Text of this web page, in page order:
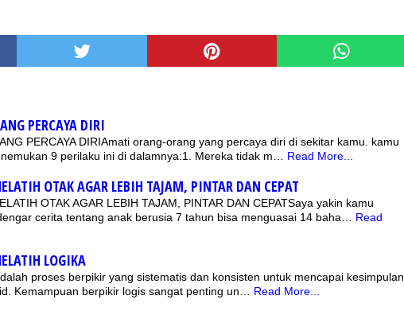
PERCAYA DIRI
PERCAYA DIRIAmati orang-orang yang percaya diri di sekitar kamu. kamu
9 perilaku ini di dalamnya:1. Mereka tidak m… Read More...
OTAK AGAR LEBIH TAJAM, PINTAR DAN CEPAT
OTAK AGAR LEBIH TAJAM, PINTAR DAN CEPATSaya yakin kamu
cerita tentang anak berusia 7 tahun bisa menguasai 14 baha… Read
LOGIKA
proses berpikir yang sistematis dan konsisten untuk mencapai kesimpulan
Kemampuan berpikir logis sangat penting un… Read More...